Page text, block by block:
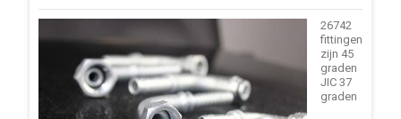
26742
fittingen
zijn 45
graden
JIC 37
graden